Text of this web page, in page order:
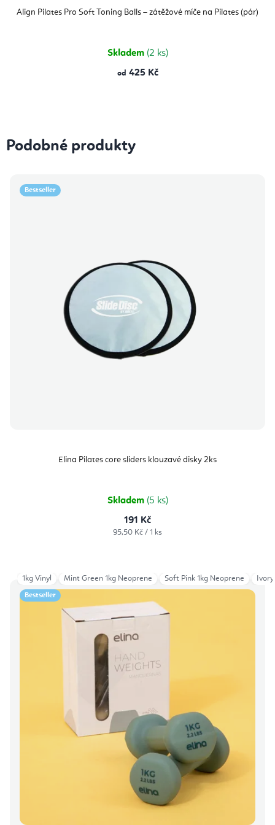
Align Pilates Pro Soft Toning Balls – zátěžové míče na Pilates (pár)
Skladem (2 ks)
od 425 Kč
Podobné produkty
Bestseller
Elina Pilates core sliders klouzavé disky 2ks
Skladem (5 ks)
191 Kč
Měrná
95,50 Kč / 1 ks
Bestseller
1kg Vinyl Mint Green 1kg Neoprene Soft Pink 1kg Neoprene